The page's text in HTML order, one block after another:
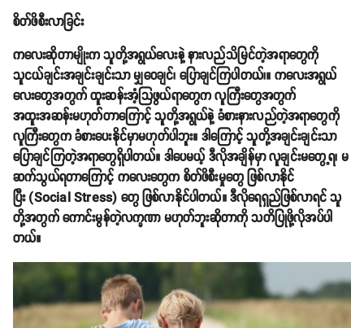
စိတ်ဖိစီးလာခြင်း
ကလေးဆိုတာမျိုးက သူတို့အရွယ်လေးနဲ့ နားလည်သိမြင်တဲ့အရာတွေကို
သူငယ်ချင်းအချင်းချင်းသာ မျှဝေချင်၊ ပြောချင်ကြပါတယ်၊။ ကလေးအရွယ်
လေးတွေအတွက် ထူးဆန်းအံ့သြဖွယ်ရာတွေက လူကြီးတွေအတွက်
အထူးအဆန်းမဟုတ်တာကြောင့် သူတို့အရွယ်နဲ့ ခံစားနားလည်တဲ့အရာတွေကို
လူကြီးတွေက ခံစားပေးနိုင်မှာမဟုတ်ပါဘူး။ ဒါကြောင့် သူတို့အချင်းချင်းသာ
ပြောချင်ကြတဲ့အရာတွေရှိပါတယ်။ ဒါပေမယ့် ဒီလိုအချိန်မှာ လူချင်းမတွေ့ရ၊ မ
ဆက်သွယ်ရတာကြောင့် ကလေးတွေက စိတ်ဖိစီးမှုတွေ ဖြစ်လာနိုင်
ပြီး (Social Stress) တွေ ဖြစ်လာနိုင်ပါတယ်။ ဒီလိုရေရှည်ဖြစ်လာရင် သူ
တို့အတွက် ကောင်းမွန်တဲ့လက္ခဏာ မဟုတ်ဘူးဆိုတာကို သတိပြုဖို့လိုအပ်ပါ
တယ်။